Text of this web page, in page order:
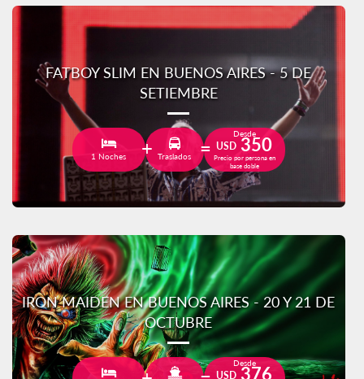
FATBOY SLIM EN BUENOS AIRES - 5 DE
SETIEMBRE
1 Noches Traslados
Desde
USD 350
Precio por persona en
base doble
IRON MAIDEN EN BUENOS AIRES - 20 Y 21 DE
OCTUBRE
Desde
USD 376